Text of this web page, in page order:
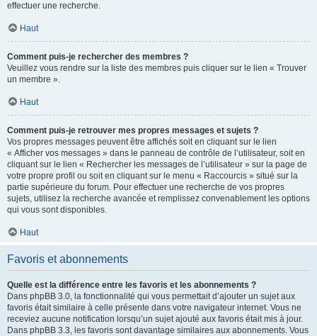
effectuer une recherche.
Haut
Comment puis-je rechercher des membres ?
Veuillez vous rendre sur la liste des membres puis cliquer sur le lien « Trouver
un membre ».
Haut
Comment puis-je retrouver mes propres messages et sujets ?
Vos propres messages peuvent être affichés soit en cliquant sur le lien
« Afficher vos messages » dans le panneau de contrôle de l’utilisateur, soit en
cliquant sur le lien « Rechercher les messages de l’utilisateur » sur la page de
votre propre profil ou soit en cliquant sur le menu « Raccourcis » situé sur la
partie supérieure du forum. Pour effectuer une recherche de vos propres
sujets, utilisez la recherche avancée et remplissez convenablement les options
qui vous sont disponibles.
Haut
Favoris et abonnements
Quelle est la différence entre les favoris et les abonnements ?
Dans phpBB 3.0, la fonctionnalité qui vous permettait d’ajouter un sujet aux
favoris était similaire à celle présente dans votre navigateur internet. Vous ne
receviez aucune notification lorsqu’un sujet ajouté aux favoris était mis à jour.
Dans phpBB 3.3, les favoris sont davantage similaires aux abonnements. Vous